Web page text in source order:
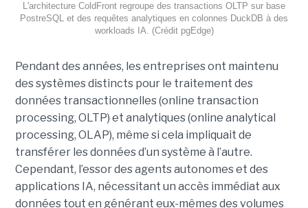
L'architecture ColdFront regroupe des transactions OLTP sur base
PostreSQL et des requêtes analytiques en colonnes DuckDB à des
workloads IA. (Crédit pgEdge)
Pendant des années, les entreprises ont maintenu
des systèmes distincts pour le traitement des
données transactionnelles (online transaction
processing, OLTP) et analytiques (online analytical
processing, OLAP), même si cela impliquait de
transférer les données d’un système à l’autre.
Cependant, l’essor des agents autonomes et des
applications IA, nécessitant un accès immédiat aux
données tout en générant eux-mêmes des volumes